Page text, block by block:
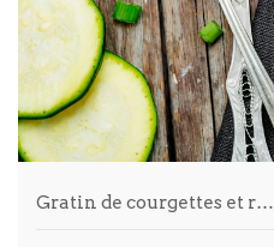
Gratin de courgettes et r…